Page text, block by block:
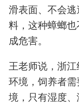
滑表面、不会
料，这种蟑螂
成危害。
王老师说，浙
环境，饲养者
境，只有湿度